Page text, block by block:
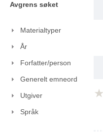
Avgrens søket
Materialtyper
År
Forfatter/person
Generelt emneord
Utgiver
Språk